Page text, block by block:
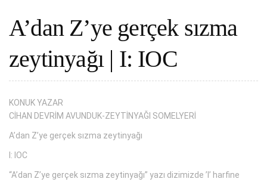
A’dan Z’ye gerçek sızma
zeytinyağı | I: IOC
KONUK YAZAR
CİHAN DEVRİM AVUNDUK-ZEYTİNYAĞI SOMELYERİ
A’dan Z’ye gerçek sızma zeytinyağı
I: IOC
“A’dan Z’ye gerçek sızma zeytinyağı” yazı dizimizde ’I’ harfine